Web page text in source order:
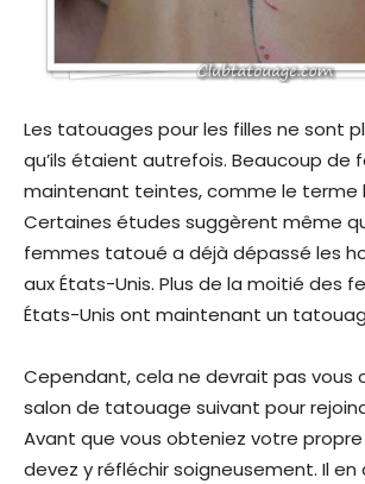
Les tatouages ​​pour les filles ne sont
qu’ils étaient autrefois. Beaucoup de
maintenant teintes, comme le terme
Certaines études suggèrent même
femmes tatoué a déjà dépassé les
aux États-Unis. Plus de la moitié des
États-Unis ont maintenant un
Cependant, cela ne devrait pas vous
salon de tatouage suivant pour
Avant que vous obteniez votre
devez y réfléchir soigneusement. Il